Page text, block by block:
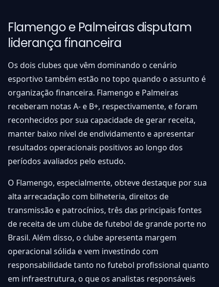
Flamengo e Palmeiras disputam
liderança financeira
Os dois clubes que vêm dominando o cenário
esportivo também estão no topo quando o assunto é
organização financeira. Flamengo e Palmeiras
receberam notas A- e B+, respectivamente, e foram
reconhecidos por sua capacidade de gerar receita,
manter baixo nível de endividamento e apresentar
resultados operacionais positivos ao longo dos
períodos avaliados pelo estudo.
O Flamengo, especialmente, obteve destaque por sua
alta arrecadação com bilheteria, direitos de
transmissão e patrocínios, três das principais fontes
de receita de um clube de futebol de grande porte no
Brasil. Além disso, o clube apresenta margem
operacional sólida e vem investindo com
responsabilidade tanto no futebol profissional quanto
em infraestrutura, o que os analistas responsáveis